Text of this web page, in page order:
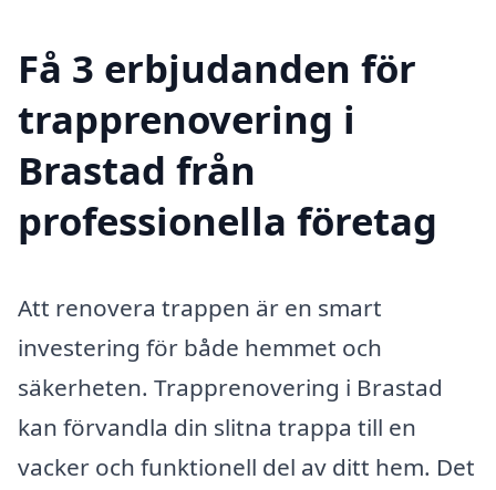
Få 3 erbjudanden för
trapprenovering i
Brastad från
professionella företag
Att renovera trappen är en smart
investering för både hemmet och
säkerheten. Trapprenovering i Brastad
kan förvandla din slitna trappa till en
vacker och funktionell del av ditt hem. Det